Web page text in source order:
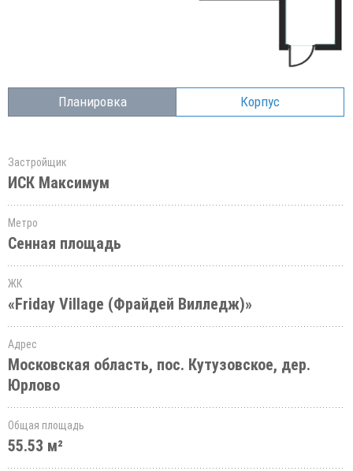
Планировка Корпус
Застройщик
ИСК Максимум
Метро
Сенная площадь
ЖК
«Friday Village (Фрайдей Вилледж)»
Адрес
Московская область, пос. Кутузовское, дер.
Юрлово
Общая площадь
55.53 м²